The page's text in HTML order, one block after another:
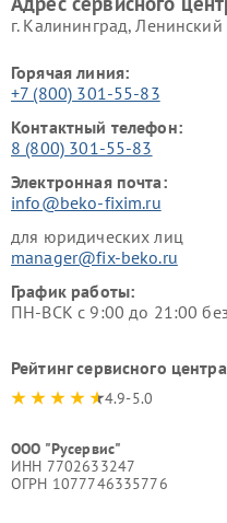
г. Калининград,
Горячая линия:
+7 (800) 301-55-83
Контактный телефон:
8 (800) 301-55-83
Электронная почта:
info@beko-fixim.ru
для юридических лиц
manager@fix-beko.ru
График работы:
ПН-ВСК с 9:00 до 21:00
Рейтинг сервисного центра
4.9-5.0
ООО "Русервис"
ИНН 7702633247
ОГРН 1077746335776